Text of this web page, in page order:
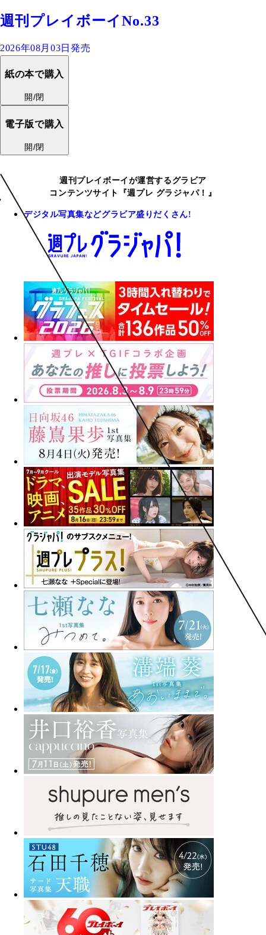
週刊プレイボーイNo.33
2026年08月03日発売
紙の本で購入
開/閉
電子版で購入
開/閉
週刊プレイボーイが運営するグラビア
コンテンツサイト『週プレ グラジャパ！』
デジタル写真集などグラビア盛りだくさん!